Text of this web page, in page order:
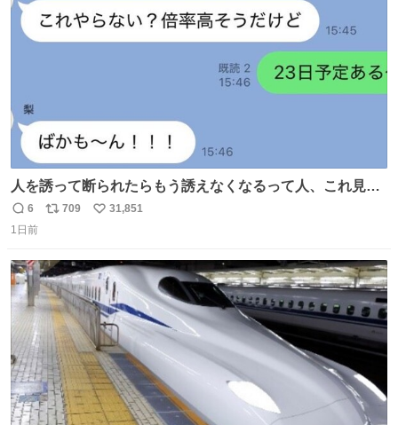
た🫠
数
人を誘って断られたらもう誘えなくなるって人、これ見て
元気出してほしい
返
信
6
リ
ト
数
709
い
数
31,851
1日前